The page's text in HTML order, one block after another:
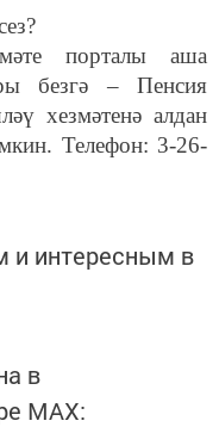
порталы аша
безгә – Пенсия
хезмәтенә алдан
Телефон: 3-26-
и интересным в
в
MАХ: